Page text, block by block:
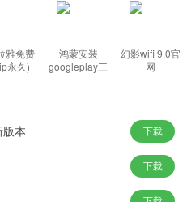
参数设置，高清录制王者荣耀、
、娱乐游戏、在线课程等屏幕活
单剪辑功能，还可以定时录制保
，支持6种录制模式，全面覆盖当
雅免费
永久)
鸿蒙安装
googleplay三
幻影wifi 9.0官
网
本 下载
下载